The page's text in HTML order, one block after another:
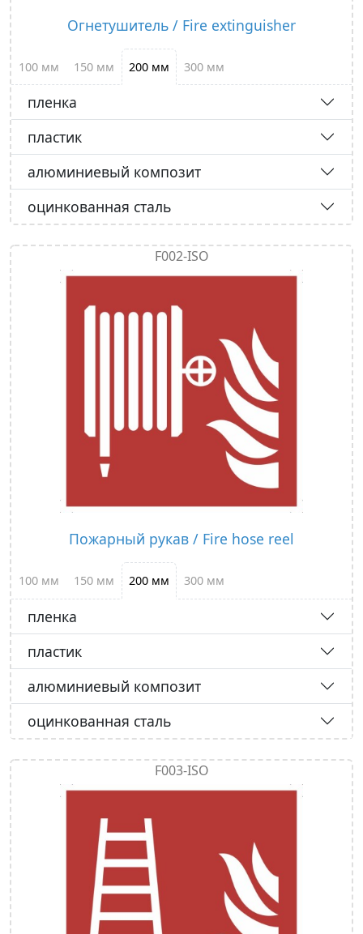
Огнетушитель / Fire extinguisher
100 мм 150 мм 200 мм 300 мм
пленка
пластик
алюминиевый композит
оцинкованная сталь
F002-ISO
Пожарный рукав / Fire hose reel
100 мм 150 мм 200 мм 300 мм
пленка
пластик
алюминиевый композит
оцинкованная сталь
F003-ISO